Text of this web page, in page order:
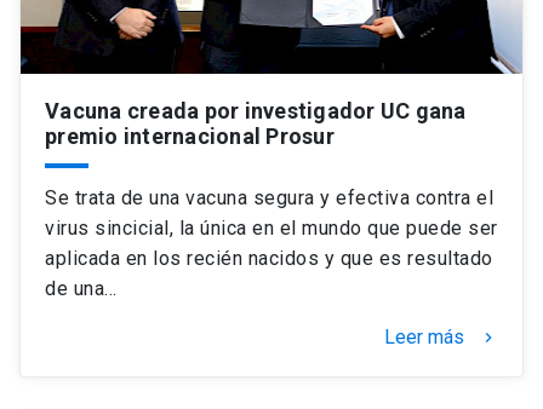
Vacuna creada por investigador UC gana
premio internacional Prosur
Se trata de una vacuna segura y efectiva contra el
virus sincicial, la única en el mundo que puede ser
aplicada en los recién nacidos y que es resultado
de una…
Leer más keyboard_arrow_right